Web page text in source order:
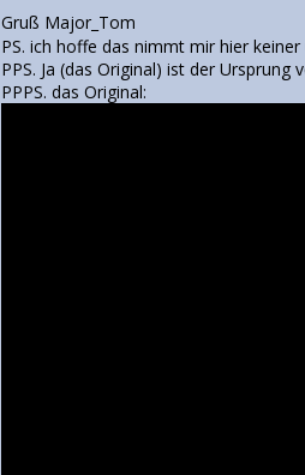
Gruß Major_Tom
PS. ich hoffe das nimmt mir hier
PPS. Ja (das Original) ist der
PPPS. das Original: